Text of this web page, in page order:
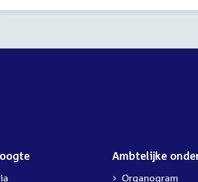
Ambtelijke
Organogram